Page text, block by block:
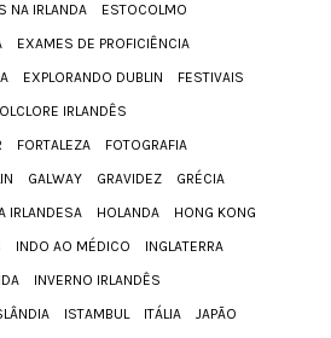
NA IRLANDA
ESTOCOLMO
EXAMES DE PROFICIÊNCIA
EXPLORANDO DUBLIN
FESTIVAIS
IRLANDÊS
FORTALEZA
FOTOGRAFIA
GALWAY GRAVIDEZ
GRÉCIA
IRLANDESA HOLANDA
HONG KONG
INDO AO MÉDICO
INGLATERRA
INVERNO IRLANDÊS
ISTAMBUL ITÁLIA
JAPÃO